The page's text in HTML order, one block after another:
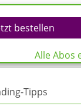
bestellen
Alle Abos
Tipps